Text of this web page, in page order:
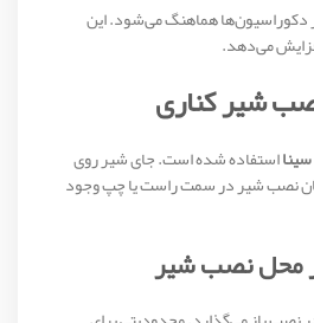
دکوراسیون‌ها هماهنگ می‌شود. این
می‌دهد.
شیر کناری
استفاده شده است. جای شیر روی
نصب شیر در سمت راست یا چپ وجود
محل نصب شیر